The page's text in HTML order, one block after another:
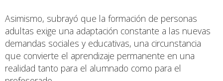
Asimismo, subrayó que la formación de personas
adultas exige una adaptación constante a las nuevas
demandas sociales y educativas, una circunstancia
que convierte el aprendizaje permanente en una
realidad tanto para el alumnado como para el